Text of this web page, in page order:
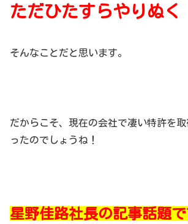
ただひたすらやりぬく
そんなことだと思います。
だからこそ、現在の会社で凄い特許を
ったのでしょうね！
星野佳路社長の記事話題で